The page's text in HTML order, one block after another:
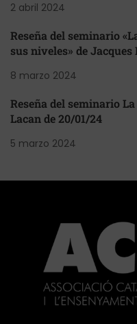
2 abril 2024
Reseña del seminario
sus niveles» de Jacques
8 marzo 2024
Reseña del seminario
Lacan de 20/01/24
5 marzo 2024